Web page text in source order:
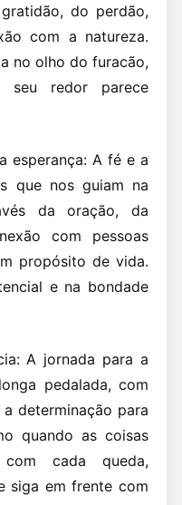
do perdão,
com a natureza.
no olho do furacão,
seu redor parece
esperança: A fé e a
que nos guiam na
da oração, da
com pessoas
propósito de vida.
e na bondade
A jornada para a
pedalada, com
determinação para
quando as coisas
cada queda,
siga em frente com